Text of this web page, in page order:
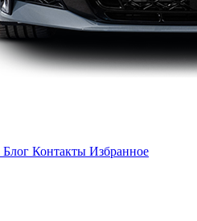
Блог Контакты Избранное